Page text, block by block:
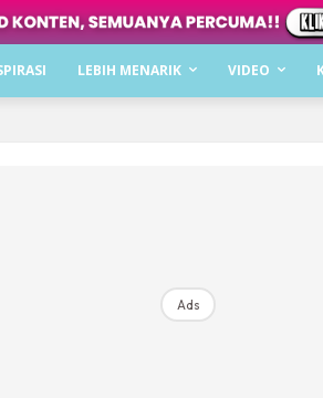
LEBIH MENARIK VIDEO
Ads